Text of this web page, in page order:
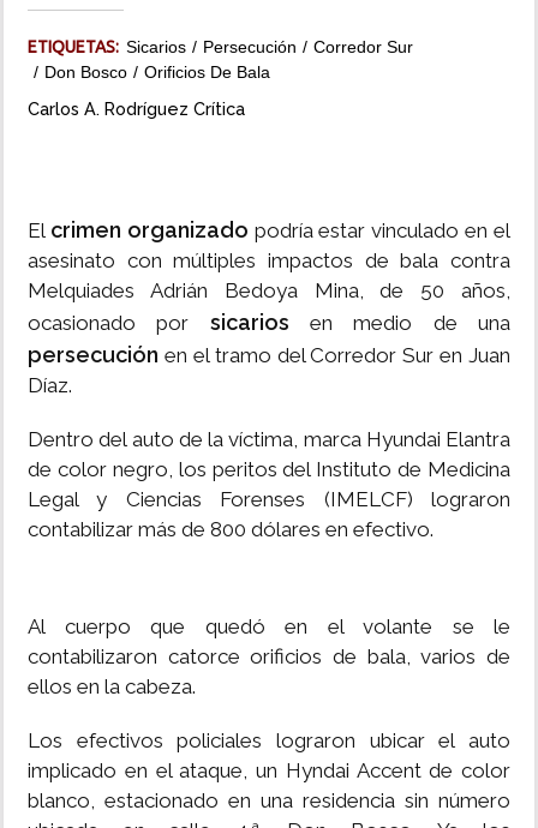
ETIQUETAS: Sicarios Persecución
Corredor Sur
Don Bosco
Orificios De Bala
Carlos A. Rodríguez Crítica
El crimen organizado podría estar vinculado en el
asesinato con múltiples impactos de bala contra
Melquiades Adrián Bedoya Mina, de 50 años,
ocasionado por sicariosen medio de una
persecución en el tramo del Corredor Sur en Juan
Díaz.
Dentro del auto de la víctima, marca Hyundai Elantra
de color negro, los peritos del Instituto de Medicina
Legal y Ciencias Forenses (IMELCF) lograron
contabilizar más de 800 dólares en efectivo.
Al cuerpo que quedó en el volante se le
contabilizaron catorce orificios de bala, varios de
ellos en la cabeza.
Los efectivos policiales lograron ubicar el auto
implicado en el ataque, un Hyndai Accent de color
blanco, estacionado en una residencia sin número